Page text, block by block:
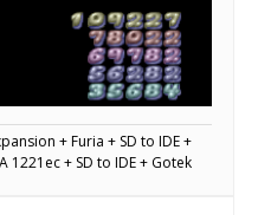
+ Furia + SD to IDE +
1221ec + SD to IDE + Gotek